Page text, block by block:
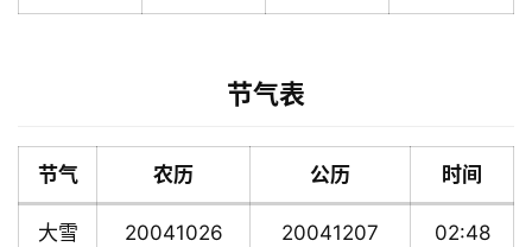
节气表
节气 农历 公历 时间
大雪 20041026 20041207 02:48